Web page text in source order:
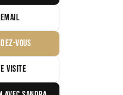
VOUS
VISITE